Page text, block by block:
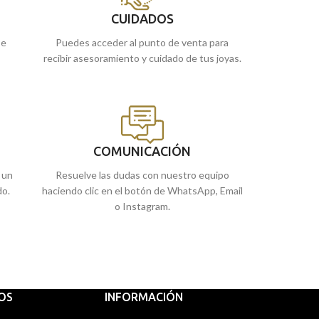
CUIDADOS
Puedes acceder al punto de venta para
recibir asesoramiento y cuidado de tus joyas.
COMUNICACIÓN
Resuelve las dudas con nuestro equipo
haciendo clic en el botón de WhatsApp, Email
o Instagram.
INFORMACIÓN